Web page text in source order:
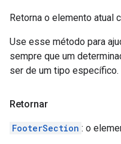
Retorna o elemento atual
Use esse método para
sempre que um
ser de um tipo específico.
Retornar
FooterSection : o